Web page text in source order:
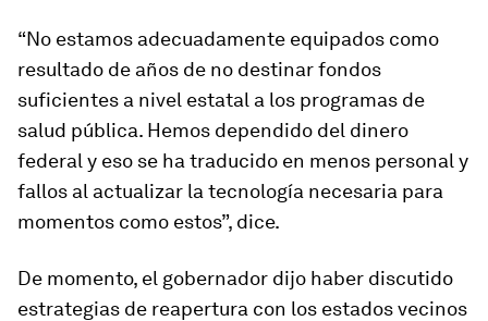
“No estamos adecuadamente equipados como
resultado de años de no destinar fondos
suficientes a nivel estatal a los programas de
salud pública. Hemos dependido del dinero
federal y eso se ha traducido en menos personal y
fallos al actualizar la tecnología necesaria para
momentos como estos”, dice.
De momento, el gobernador dijo haber discutido
estrategias de reapertura con los estados vecinos